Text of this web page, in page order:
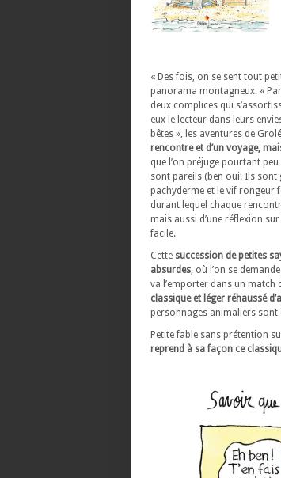
« Des fois, on se sent tout
panorama montagneux. «
deux complices qui
eux le lecteur dans leurs
bêtes », les aventures de
rencontre et d’un voyage,
que l’on préjuge pourtant
sont pareils (ben oui! Ils sont
pachyderme et le vif rongeur
durant lequel chaque
mais aussi d’une réflexion
facile.
Cette succession de petites
absurdes, où l’on se
va l’emporter dans un match
classique et léger réhaussé
personnages animaliers sont
Petite fable sans prétention
reprend à sa façon ce